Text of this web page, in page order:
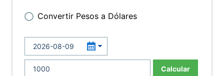
Convertir Pesos a Dólares
Calcular